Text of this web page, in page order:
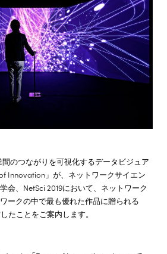
のつながりを可視化するデータビジュア
Innovation」が、ネットワークサイエン
会、NetSci 2019において、ネットワーク
ークの中で最も優れた作品に贈られる
たことをご案内します。